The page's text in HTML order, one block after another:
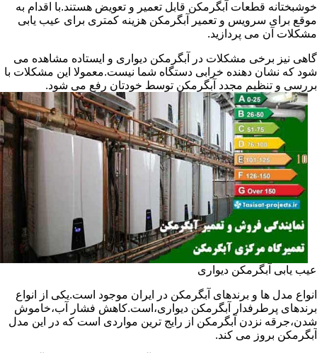
خوشبختانه قطعات آبگرمکن قابل تعمیر و تعویض هستند.با اقدام به
موقع برای سرویس و تعمیر آبگرمکن هزینه کمتری برای عیب یابی
مشکلات آن می پردازید.
گاهی نیز برخی مشکلات در آبگرمکن دیواری و ایستاده مشاهده می
شود که نشان دهنده خرابی دستگاه شما نیست.معمولا این مشکلات با
بررسی و تنظیم مجدد آبگرمکن توسط خودتان رفع می شود.
عیب یابی آبگرمکن دیواری
انواع مدل ها و برندهای آبگرمکن در ایران موجود است.یکی از انواع
برندهای پرطرفدار آبگرمکن دیواری،است.کاهش فشار آب،خاموش
شدن،جرقه نزدن آبگرمکن از رایج ترین مواردی است که در این مدل
آبگرمکن بروز می کند.